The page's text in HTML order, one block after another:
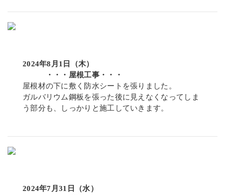
2024年8月1日（木）
・・・屋根工事・・・
屋根材の下に敷く防水シートを張りました。
ガルバリウム鋼板を張った後に見えなくなってしま
う部分も、しっかりと施工していきます。
2024年7月31日（水）